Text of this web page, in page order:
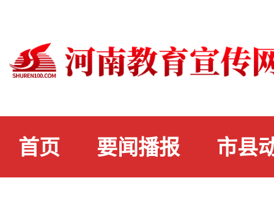
首页 要闻播报 市县